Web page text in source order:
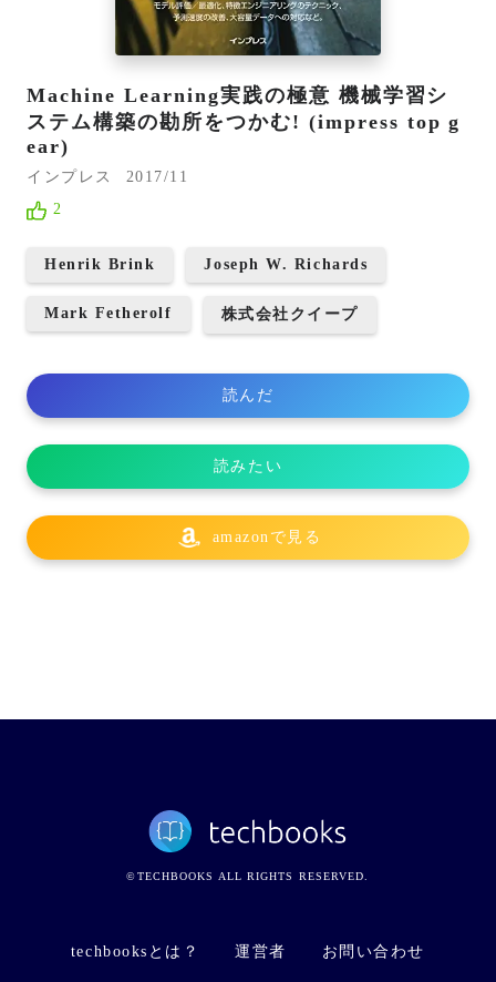
Machine Learning実践の極意 機械学習シ
ステム構築の勘所をつかむ! (impress top g
ear)
インプレス
2017/11
2
Henrik Brink Joseph W. Richards
Mark Fetherolf 株式会社クイープ
読んだ
読みたい
amazonで見る
©TECHBOOKS ALL RIGHTS RESERVED.
techbooksとは？ 運営者 お問い合わせ